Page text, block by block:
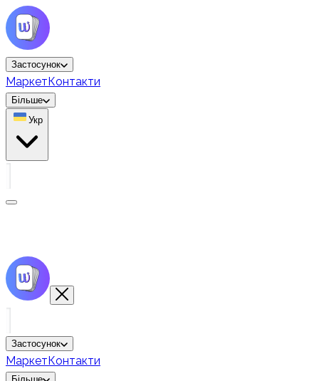
Застосунок
МаркетКонтакти
Більше
Укр
Застосунок
МаркетКонтакти